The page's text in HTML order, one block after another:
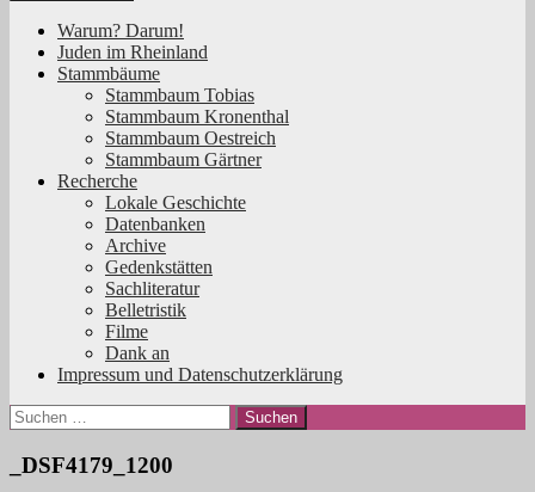
Tobias Herz
Warum? Darum!
Juden im Rheinland
Stammbäume
Stammbaum Tobias
Stammbaum Kronenthal
Stammbaum Oestreich
Stammbaum Gärtner
Recherche
Lokale Geschichte
Datenbanken
Archive
Gedenkstätten
Sachliteratur
Belletristik
Filme
Dank an
Impressum und Datenschutzerklärung
Suchen
nach:
_DSF4179_1200